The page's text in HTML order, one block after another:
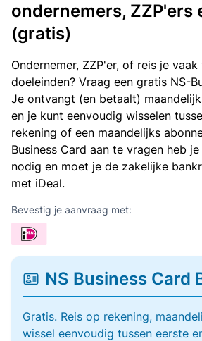
ondernemers, ZZP'ers
(gratis)
Ondernemer, ZZP'er, of reis je
doeleinden? Vraag een gratis NS-
Je ontvangt (en betaalt)
en je kunt eenvoudig wisselen
rekening of een maandelijks
Business Card aan te vragen heb je
nodig en moet je de zakelijke
met iDeal.
Bevestig je aanvraag met:
NS Business Card
Gratis. Reis op rekening,
wissel eenvoudig tussen eerste